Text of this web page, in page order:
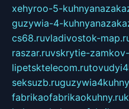
xehyroo-5-
guzywia-4-
cs68.ruvladivostok-
raszar.ruvskrytie-
lipetsktelecom.ru
seksuzb.ru
fabrikaofabrikaokuhny.ru